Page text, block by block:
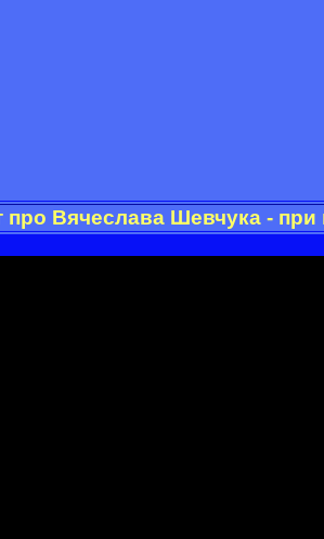
про Вячеслава Шевчука -